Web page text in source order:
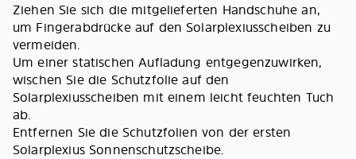
Ziehen Sie sich die mitgelieferten Handschuhe an,
um Fingerabdrücke auf den Solarplexiusscheiben zu
vermeiden.
Um einer statischen Aufladung entgegenzuwirken,
wischen Sie die Schutzfolie auf den
Solarplexiusscheiben mit einem leicht feuchten Tuch
ab.
Entfernen Sie die Schutzfolien von der ersten
Solarplexius Sonnenschutzscheibe.